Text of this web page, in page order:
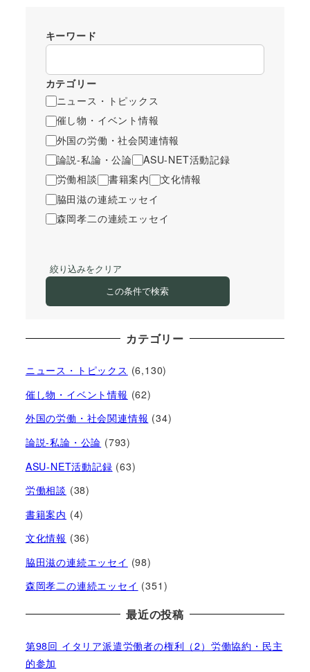
キーワード
カテゴリー
ニュース・トピックス
催し物・イベント情報
外国の労働・社会関連情報
論説-私論・公論
ASU-NET活動記録
労働相談
書籍案内
文化情報
脇田滋の連続エッセイ
森岡孝二の連続エッセイ
絞り込みをクリア
この条件で検索
カテゴリー
ニュース・トピックス (6,130)
催し物・イベント情報 (62)
外国の労働・社会関連情報 (34)
論説-私論・公論 (793)
ASU-NET活動記録 (63)
労働相談 (38)
書籍案内 (4)
文化情報 (36)
脇田滋の連続エッセイ (98)
森岡孝二の連続エッセイ (351)
最近の投稿
第98回 イタリア派遣労働者の権利（2）労働協約・民主
的参加